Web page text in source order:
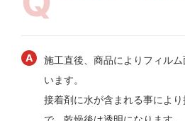
施工直後、商品によりフィル
います。
接着剤に水が含まれる事によ